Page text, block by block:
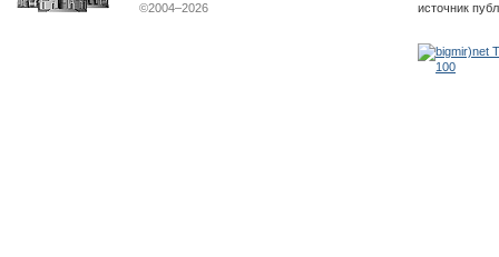
©2004–2026
источник